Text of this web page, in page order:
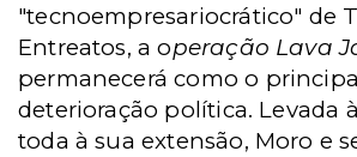
"tecnoempresariocrático" de
Entreatos, a operação Lava
permanecerá como o
deterioração política. Levada
toda à sua extensão, Moro e